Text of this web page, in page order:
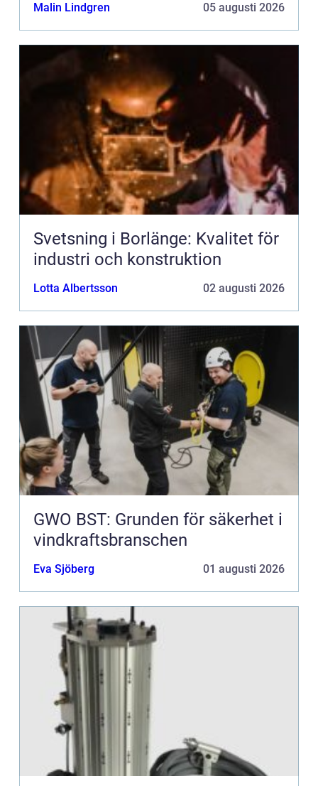
Malin Lindgren 05 augusti 2026
Svetsning i Borlänge: Kvalitet för
industri och konstruktion
Lotta Albertsson 02 augusti 2026
GWO BST: Grunden för säkerhet i
vindkraftsbranschen
Eva Sjöberg 01 augusti 2026